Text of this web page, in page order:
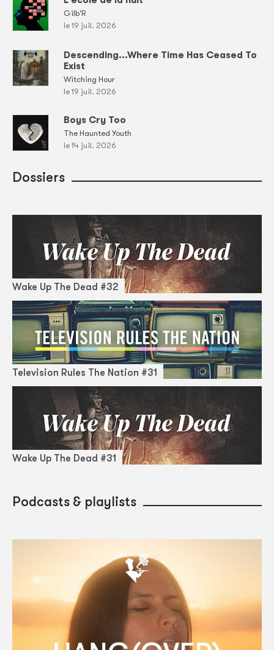
Gilb'R
le 19 juil. 2026
Descending...Where Time Has Ceased To
Exist
Witching Hour
le 19 juil. 2026
Boys Cry Too
The Haunted Youth
le 14 juil. 2026
Dossiers
Wake Up The Dead #32
Television Rules The Nation #31
Wake Up The Dead #31
Podcasts & playlists